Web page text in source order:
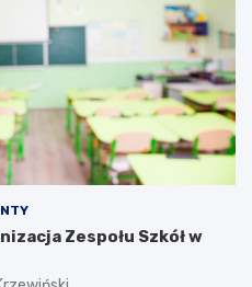
Zespołu Szkół w